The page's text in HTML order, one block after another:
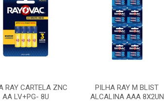
RAY CARTELA ZNC
AA LV+PG- 8U
PILHA RAY M BLIST
ALCALINA AAA 8X2UN